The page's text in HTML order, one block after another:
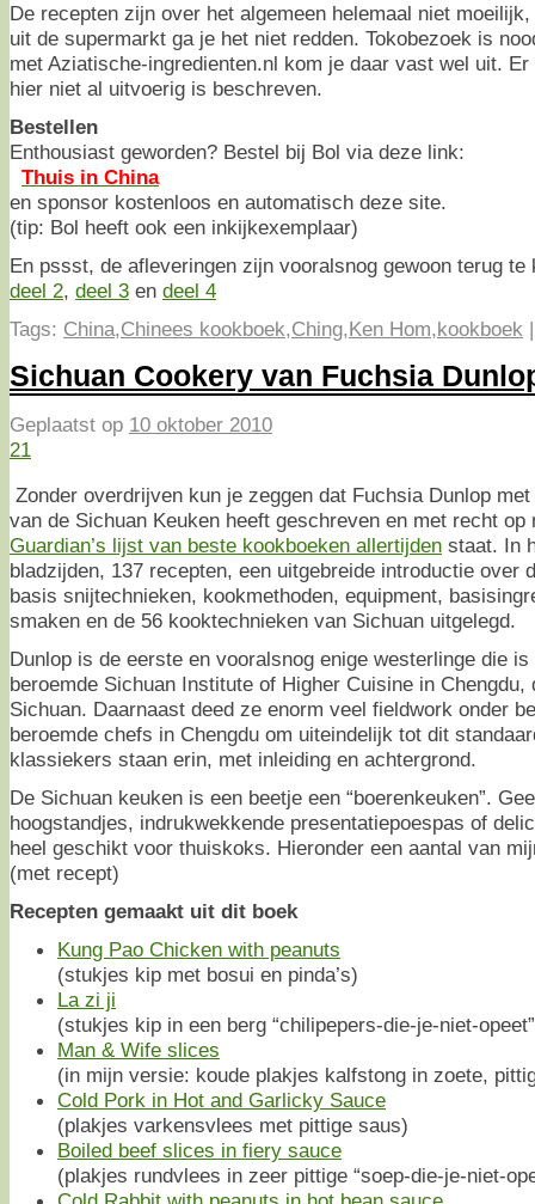
De recepten zijn over het algemeen helemaal niet
uit de supermarkt ga je het niet redden. Tokobezoek is
met Aziatische-ingredienten.nl kom je daar vast wel uit.
hier niet al uitvoerig is beschreven.
Bestellen
Enthousiast geworden? Bestel bij Bol via deze link:
Thuis in China
en sponsor kostenloos en automatisch deze site.
(tip: Bol heeft ook een inkijkexemplaar)
En pssst, de afleveringen zijn vooralsnog gewoon terug
deel 2, deel 3 en deel 4
Tags: China,Chinees kookboek,Ching,Ken Hom,kookboek
Sichuan Cookery van Fuchsia
Geplaatst op 10 oktober 2010
21
Zonder overdrijven kun je zeggen dat Fuchsia Dunlop
van de Sichuan Keuken heeft geschreven en met recht op
Guardian’s lijst van beste kookboeken allertijden staat. In
bladzijden, 137 recepten, een uitgebreide introductie over
basis snijtechnieken, kookmethoden, equipment,
smaken en de 56 kooktechnieken van Sichuan uitgelegd.
Dunlop is de eerste en vooralsnog enige westerlinge die
beroemde Sichuan Institute of Higher Cuisine in Chengdu,
Sichuan. Daarnaast deed ze enorm veel fieldwork onder
beroemde chefs in Chengdu om uiteindelijk tot dit
klassiekers staan erin, met inleiding en achtergrond.
De Sichuan keuken is een beetje een “boerenkeuken”.
hoogstandjes, indrukwekkende presentatiepoespas of
heel geschikt voor thuiskoks. Hieronder een aantal van
(met recept)
Recepten gemaakt uit dit boek
Kung Pao Chicken with peanuts
(stukjes kip met bosui en pinda’s)
La zi ji
(stukjes kip in een berg “chilipepers-die-je-niet-
Man & Wife slices
(in mijn versie: koude plakjes kalfstong in zoete,
Cold Pork in Hot and Garlicky Sauce
(plakjes varkensvlees met pittige saus)
Boiled beef slices in fiery sauce
(plakjes rundvlees in zeer pittige “soep-die-je-niet-